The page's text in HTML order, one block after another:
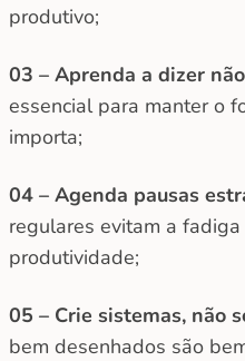
produtivo;
03 – Aprenda a dizer não
essencial para manter o
importa;
04 – Agenda pausas
regulares evitam a
produtividade;
05 – Crie sistemas, não
bem desenhados são